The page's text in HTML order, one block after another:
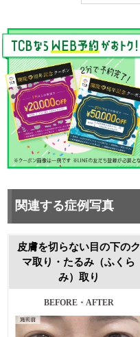
関連する症例写真
皮膚を切らない目の下のク
マ取り・たるみ（ふくら
み）取り
施術前・1ヶ月後